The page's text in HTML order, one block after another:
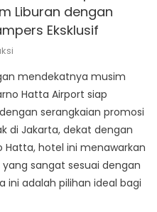
Liburan dengan
Eksklusif
mendekatnya musim
Hatta Airport siap
serangkaian promosi
di Jakarta, dekat dengan
Hatta, hotel ini menawarkan
sangat sesuai dengan
ini adalah pilihan ideal bagi